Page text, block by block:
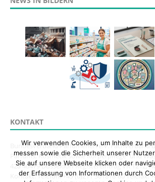
KONTAKT
Bundesverband Parfümerien e.V. Fachverband
Parfums, Kosmetik sowie Körperpflege- und
42a 40479 Düsseldorf Registereintrag VR 1212,
Kontakt: Telefon: +49 (0)211 301818-80 Telefax:
Wir verwenden Cookies, um Inhalte zu
messen sowie die Sicherheit unserer
Sie auf unsere Webseite klicken oder
der Erfassung von Informationen durch